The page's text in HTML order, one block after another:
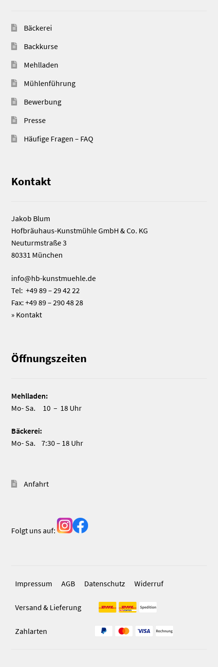
Bäckerei
Backkurse
Mehlladen
Mühlenführung
Bewerbung
Presse
Häufige Fragen – FAQ
Kontakt
Jakob Blum
Hofbräuhaus-Kunstmühle GmbH & Co. KG
Neuturmstraße 3
80331 München
info@hb-kunstmuehle.de
Tel: +49 89 – 29 42 22
Fax: +49 89 – 290 48 28
» Kontakt
Öffnungszeiten
Mehlladen:
Mo- Sa. 10 – 18 Uhr
Bäckerei:
Mo- Sa. 7:30 – 18 Uhr
Anfahrt
Folgt uns auf:
Impressum AGB Datenschutz Widerruf
Versand & Lieferung
Zahlarten